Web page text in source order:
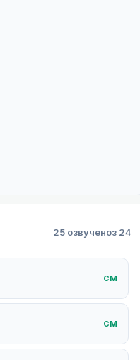
25 озвученоз 24
СM
СM